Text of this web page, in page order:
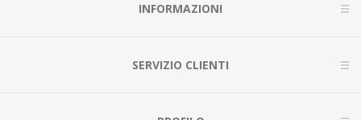
INFORMAZIONI
SERVIZIO CLIENTI